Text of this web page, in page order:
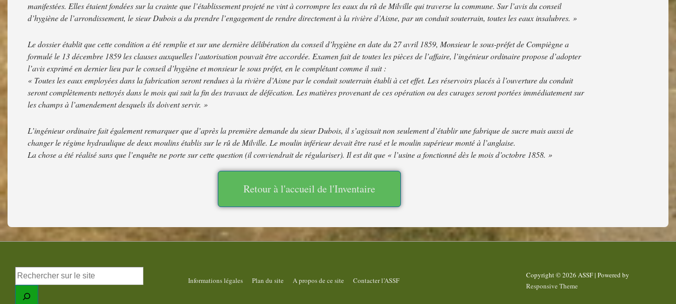
manifestées. Elles étaient fondées sur la crainte que l’établissement projeté ne vint à corrompre les eaux du rû de Milville qui traverse la commune. Sur l’avis du conseil
d’hygiène de l’arrondissement, le sieur Dubois a du prendre l’engagement de rendre directement à la rivière d’Aisne, par un conduit souterrain, toutes les eaux insalubres. »
Le dossier établit que cette condition a été remplie et sur une dernière délibération du conseil d’hygiène en date du 27 avril 1859, Monsieur le sous-préfet de Compiègne a
formulé le 13 décembre 1859 les clauses auxquelles l’autorisation pouvait être accordée. Examen fait de toutes les pièces de l’affaire, l’ingénieur ordinaire propose d’adopter
l’avis exprimé en dernier lieu par le conseil d’hygiène et monsieur le sous préfet, en le complétant comme il suit :
« Toutes les eaux employées dans la fabrication seront rendues à la rivière d’Aisne par le conduit souterrain établi à cet effet. Les réservoirs placés à l’ouverture du conduit
seront complètements nettoyés dans le mois qui suit la fin des travaux de défécation. Les matières provenant de ces opération ou des curages seront portées immédiatement sur
les champs à l’amendement desquels ils doivent servir. »
L’ingénieur ordinaire fait également remarquer que d’après la première demande du sieur Dubois, il s’agissait non seulement d’établir une fabrique de sucre mais aussi de
changer le régime hydraulique de deux moulins établis sur le rû de Milville. Le moulin inférieur devait être rasé et le moulin supérieur monté à l’anglaise.
La chose a été réalisé sans que l’enquête ne porte sur cette question (il conviendrait de régulariser). Il est dit que « l’usine a fonctionné dès le mois d’octobre 1858. »
Retour à l'accueil de l'Inventaire
Informations légales Plan du site A propos de ce site Contacter l’ASSF
Copyright © 2026 ASSF| Powered by
Responsive Theme